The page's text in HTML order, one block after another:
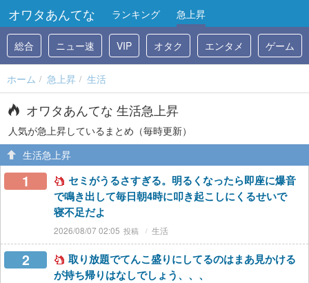
オワタあんてな ランキング 急上昇
総合 ニュー速 VIP オタク エンタメ ゲーム
ホーム 急上昇 生活
オワタあんてな 生活急上昇
人気が急上昇しているまとめ（毎時更新）
生活急上昇
1
セミがうるさすぎる。明るくなったら即座に爆音
で鳴き出して毎日朝4時に叩き起こしにくるせいで
寝不足だよ
2026/08/07 02:05 生活
2
取り放題でてんこ盛りにしてるのはまあ見かける
が持ち帰りはなしでしょう、、、